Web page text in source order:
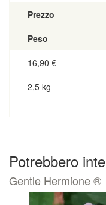
Prezzo
Peso
16,90 €
2,5 kg
Potrebbero
Gentle Hermione ®